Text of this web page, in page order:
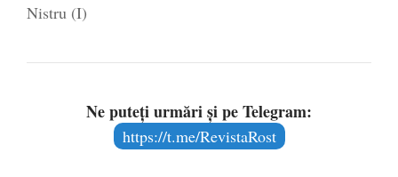
Nistru (I)
Ne puteți urmări și pe Telegram:
https://t.me/RevistaRost